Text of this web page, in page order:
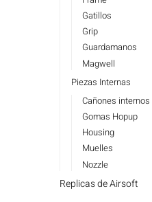
Gatillos
Grip
Guardamanos
Magwell
Piezas Internas
Cañones internos
Gomas Hopup
Housing
Muelles
Nozzle
Replicas de Airsoft